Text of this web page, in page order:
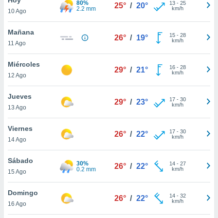
y
en
más
de
cookies
10 Ago
80%
2.2 mm
25° / 20° 13- 25
km/h
Mañana
11 Ago
26° / 19° 15- 28
km/h
Miércoles
12 Ago
29° / 21° 16- 28
km/h
Jueves
13 Ago
29° / 23° 17- 30
km/h
Viernes
14 Ago
26° / 22° 17- 30
km/h
Sábado
15 Ago
30%
0.2 mm
26° / 22° 14- 27
km/h
Domingo
16 Ago
26° / 22° 14- 32
km/h